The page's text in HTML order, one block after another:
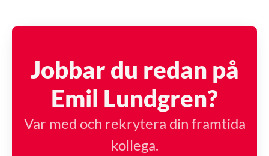
Jobbar du redan på
Emil Lundgren?
Var med och rekrytera din framtida
kollega.